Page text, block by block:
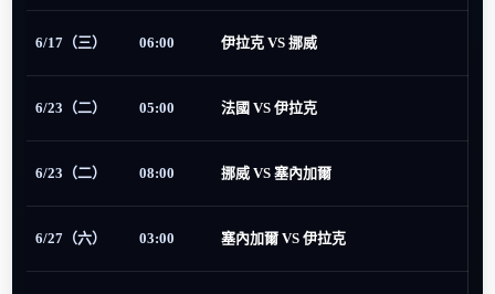
6/17（三） 06:00 伊拉克 VS 挪威
6/23（二） 05:00 法國 VS 伊拉克
6/23（二） 08:00 挪威 VS 塞內加爾
6/27（六） 03:00 塞內加爾 VS 伊拉克